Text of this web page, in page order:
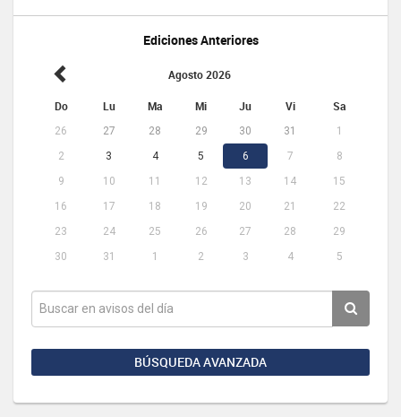
Ediciones Anteriores
Agosto 2026
Do Lu Ma Mi Ju Vi Sa
26 27 28 29 30 31
1
2
3 4 5 6 7
8
9
10 11 12 13 14
15
16
17 18 19 20 21
22
23
24 25 26 27 28
29
30
31 1 2 3 4 5
BÚSQUEDA AVANZADA